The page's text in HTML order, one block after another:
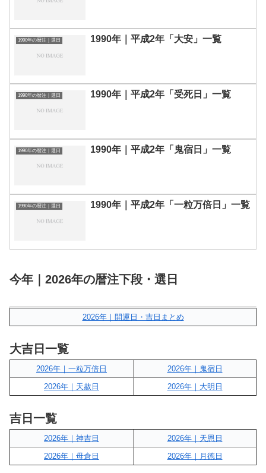
1990年の暦注｜選日 1990年｜平成2年「大安」一覧
1990年の暦注｜選日 1990年｜平成2年「受死日」一覧
1990年の暦注｜選日 1990年｜平成2年「鬼宿日」一覧
1990年の暦注｜選日 1990年｜平成2年「一粒万倍日」一覧
今年｜2026年の暦注下段・選日
2026年｜開運日・吉日まとめ
大吉日一覧
2026年｜一粒万倍日
2026年｜鬼宿日
2026年｜天赦日
2026年｜大明日
吉日一覧
2026年｜神吉日
2026年｜天恩日
2026年｜母倉日
2026年｜月徳日